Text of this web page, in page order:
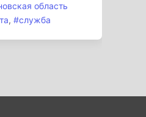
область
,#служба